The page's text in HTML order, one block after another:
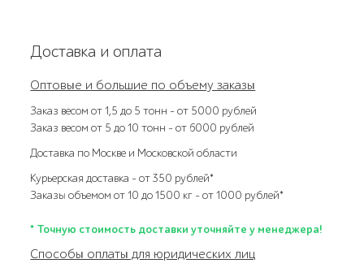
Доставка и оплата
Оптовые и большие по объему заказы
Заказ весом от 1,5 до 5 тонн – от 5000 рублей
Заказ весом от 5 до 10 тонн – от 6000 рублей
Доставка по Москве и Московской области
Курьерская доставка – от 350 рублей*
Заказы объемом от 10 до 1500 кг – от 1000 рублей*
* Точную стоимость доставки уточняйте у менеджера!
Способы оплаты для юридических лиц